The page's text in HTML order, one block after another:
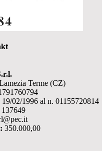
Terme (CZ)
19/02/1996 al n. 01155720814
350.000,00